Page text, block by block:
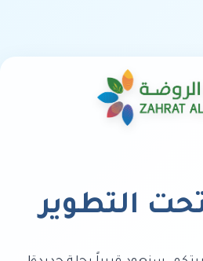
التطوير